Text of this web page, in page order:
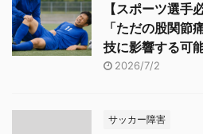
【スポーツ選手
「ただの股関節
技に影響する可
2026/7/2
サッカー障害